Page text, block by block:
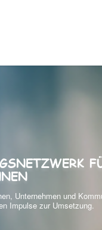
Unternehmen und
Impulse zur Umsetzung.